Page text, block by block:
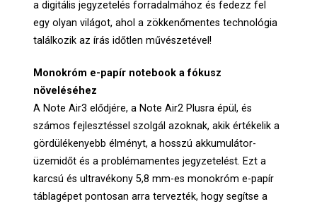
a digitális jegyzetelés forradalmához és fedezz fel
egy olyan világot, ahol a zökkenőmentes technológia
találkozik az írás időtlen művészetével!
Monokróm e-papír notebook a fókusz
növeléséhez
A Note Air3 elődjére, a Note Air2 Plusra épül, és
számos fejlesztéssel szolgál azoknak, akik értékelik a
gördülékenyebb élményt, a hosszú akkumulátor-
üzemidőt és a problémamentes jegyzetelést. Ezt a
karcsú és ultravékony 5,8 mm-es monokróm e-papír
táblagépet pontosan arra tervezték, hogy segítse a